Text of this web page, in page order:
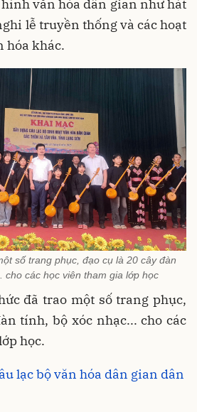
văn hóa dân gian như hát
lễ truyền thống và các hoạt
hóa khác.
số trang phục, đạo cụ là 20 cây đàn
cho các học viên tham gia lớp học
đã trao một số trang phục,
tính, bộ xóc nhạc... cho các
học.
lạc bộ văn hóa dân gian dân